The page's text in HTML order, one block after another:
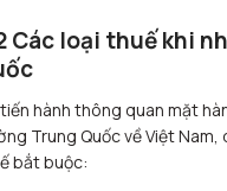
Các loại thuế khi
hành thông quan mặt
Trung Quốc về Việt
bắt buộc: